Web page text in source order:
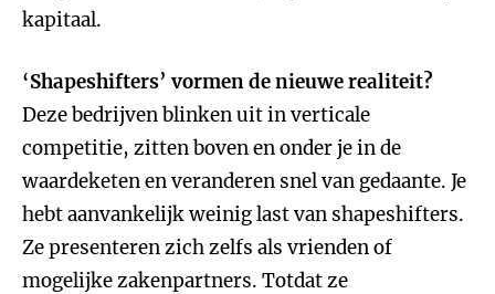
kapitaal.
‘Shapeshifters’ vormen de nieuwe realiteit?
Deze bedrijven blinken uit in verticale
competitie, zitten boven en onder je in de
waardeketen en veranderen snel van gedaante. Je
hebt aanvankelijk weinig last van shapeshifters.
Ze presenteren zich zelfs als vrienden of
mogelijke zakenpartners. Totdat ze